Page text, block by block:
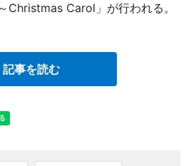
Carol」が行われる。
記事を読む